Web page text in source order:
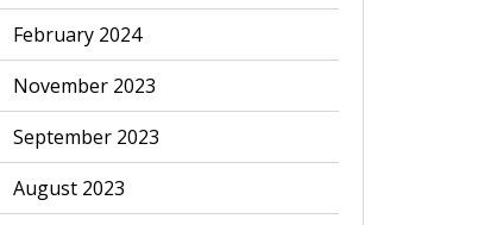
February 2024
November 2023
September 2023
August 2023